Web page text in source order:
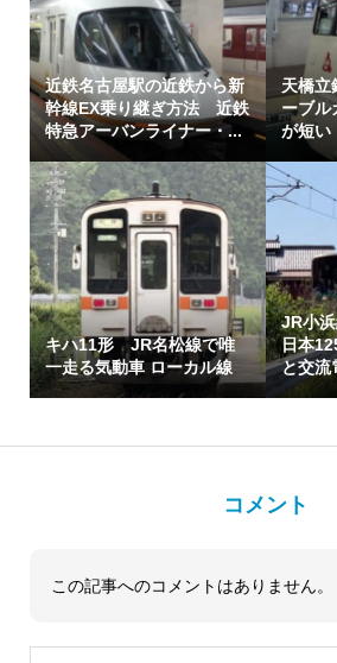
近鉄名古屋駅の近鉄から新
幹線EX乗り継ぎ方法 近鉄
特急アーバンライナー・...
天橋立
ーブル
が短い
キハ11形 JR名松線で唯
一走る気動車 ローカル線
JR小
日本
と交流
コメント
この記事へのコメントはありません。